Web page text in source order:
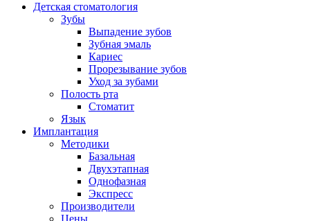
Детская стоматология
Зубы
Выпадение зубов
Зубная эмаль
Кариес
Прорезывание зубов
Уход за зубами
Полость рта
Стоматит
Язык
Имплантация
Методики
Базальная
Двухэтапная
Однофазная
Экспресс
Производители